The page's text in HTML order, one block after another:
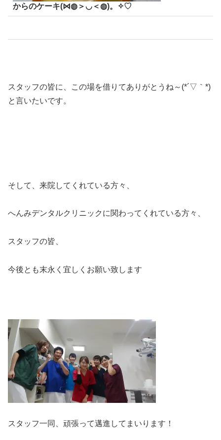
からのケーキ(⋈◍＞◡＜◍)。✧♡
スタッフの皆に、この場を借りてありがとうね～(*´▽｀*)
と言いたいです。
そして、来院してくれている方々、
へんみデンタルクリニックに関わってくれている方々、
スタッフの皆、
今後とも末永く宜しくお願い致します
スタッフ一同、頑張って邁進してまいります！